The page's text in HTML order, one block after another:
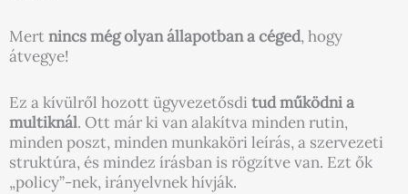
Mertnincs még olyan állapotban a céged, hogy
átvegye!
Ez a kívülről hozott ügyvezetősdi tud működni a
multiknál. Ott már ki van alakítva minden rutin,
minden poszt, minden munkaköri leírás, a szervezeti
struktúra, és mindez írásban is rögzítve van. Ezt ők
„policy”-nek, irányelvnek hívják.